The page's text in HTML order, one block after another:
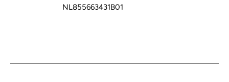
NL855663431B01